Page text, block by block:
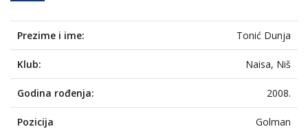
Prezime i ime: Tonić Dunja
Klub: Naisa, Niš
Godina rođenja: 2008.
Pozicija Golman